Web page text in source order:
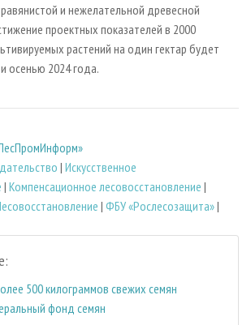
и нежелательной древесной
проектных показателей в 2000
растений на один гектар будет
осенью 2024 года.
| Искусственное
| Компенсационное лесовосстановление |
| ФБУ «Рослесозащита»|
500 килограммов свежих семян
фонд семян